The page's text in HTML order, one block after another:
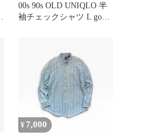
00s 90s OLD UNIQLO 半
袖チェックシャツ L good
¥ 7,000